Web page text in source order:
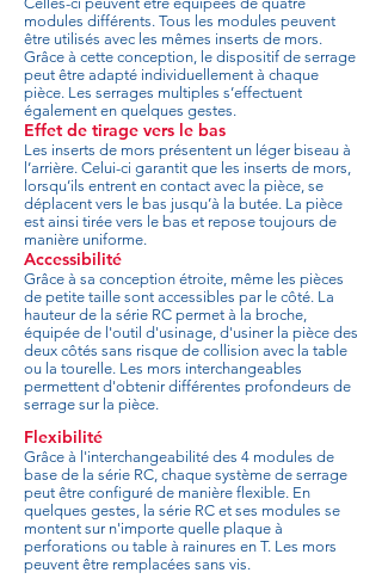
modules différents. Tous les modules peuvent
être utilisés avec les mêmes inserts de mors.
Grâce à cette conception, le dispositif de serrage
peut être adapté individuellement à chaque
pièce. Les serrages multiples s’effectuent
également en quelques gestes.
Effet de tirage vers le bas
Les inserts de mors présentent un léger biseau à
l’arrière. Celui-ci garantit que les inserts de mors,
lorsqu’ils entrent en contact avec la pièce, se
déplacent vers le bas jusqu’à la butée. La pièce
est ainsi tirée vers le bas et repose toujours de
manière uniforme.
Accessibilité
Grâce à sa conception étroite, même les pièces
de petite taille sont accessibles par le côté. La
hauteur de la série RC permet à la broche,
équipée de l'outil d'usinage, d'usiner la pièce des
deux côtés sans risque de collision avec la table
ou la tourelle. Les mors interchangeables
permettent d'obtenir différentes profondeurs de
serrage sur la pièce.
Flexibilité
Grâce à l'interchangeabilité des 4 modules de
base de la série RC, chaque système de serrage
peut être configuré de manière flexible. En
quelques gestes, la série RC et ses modules se
montent sur n'importe quelle plaque à
perforations ou table à rainures en T. Les mors
peuvent être remplacées sans vis.